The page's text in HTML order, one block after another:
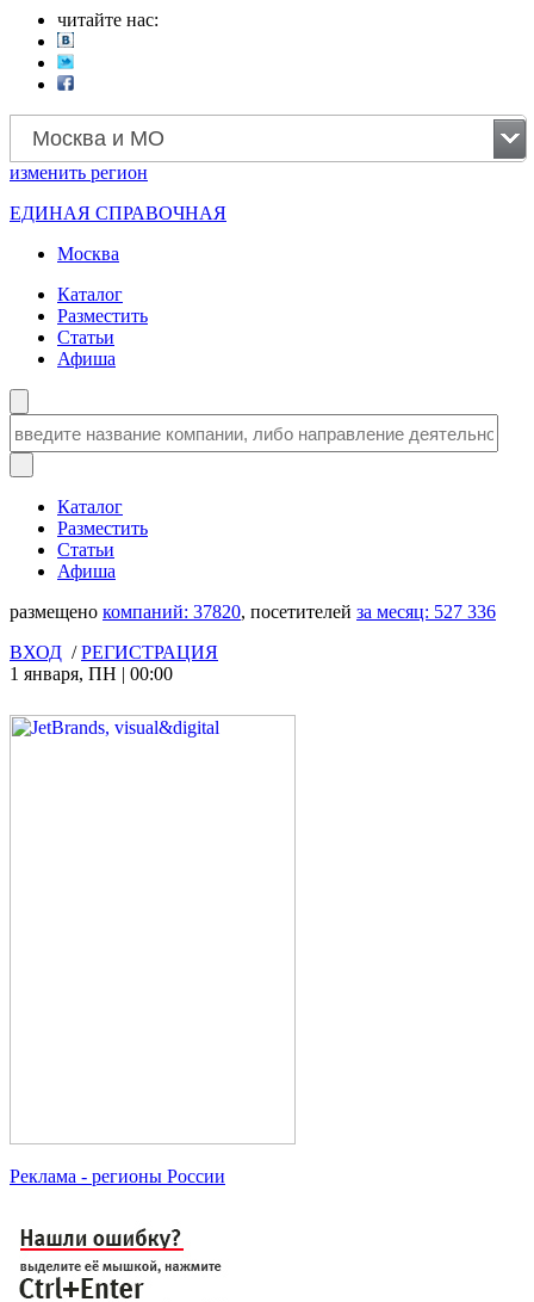
читайте нас:
Москва и МО
изменить регион
ЕДИНАЯ СПРАВОЧНАЯ
Москва
Каталог
Разместить
Статьи
Афиша
Каталог
Разместить
Статьи
Афиша
размещено компаний: 37820, посетителей за месяц: 527 336
ВХОД /РЕГИСТРАЦИЯ
1 января, ПН | 00:00
Реклама - регионы России